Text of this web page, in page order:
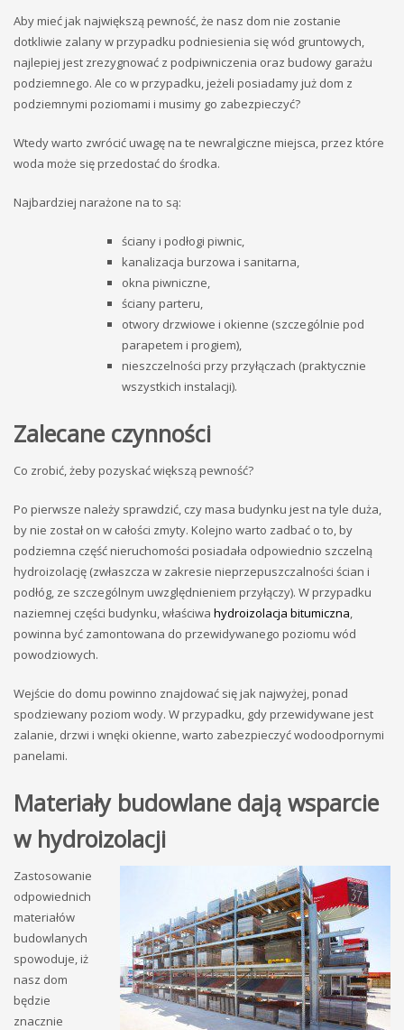
Aby mieć jak największą pewność, że nasz dom nie zostanie
dotkliwie zalany w przypadku podniesienia się wód gruntowych,
najlepiej jest zrezygnować z podpiwniczenia oraz budowy garażu
podziemnego. Ale co w przypadku, jeżeli posiadamy już dom z
podziemnymi poziomami i musimy go zabezpieczyć?
Wtedy warto zwrócić uwagę na te newralgiczne miejsca, przez które
woda może się przedostać do środka.
Najbardziej narażone na to są:
ściany i podłogi piwnic,
kanalizacja burzowa i sanitarna,
okna piwniczne,
ściany parteru,
otwory drzwiowe i okienne (szczególnie pod
parapetem i progiem),
nieszczelności przy przyłączach (praktycznie
wszystkich instalacji).
Zalecane czynności
Co zrobić, żeby pozyskać większą pewność?
Po pierwsze należy sprawdzić, czy masa budynku jest na tyle duża,
by nie został on w całości zmyty. Kolejno warto zadbać o to, by
podziemna część nieruchomości posiadała odpowiednio szczelną
hydroizolację (zwłaszcza w zakresie nieprzepuszczalności ścian i
podłóg, ze szczególnym uwzględnieniem przyłączy). W przypadku
naziemnej części budynku, właściwa hydroizolacja bitumiczna,
powinna być zamontowana do przewidywanego poziomu wód
powodziowych.
Wejście do domu powinno znajdować się jak najwyżej, ponad
spodziewany poziom wody. W przypadku, gdy przewidywane jest
zalanie, drzwi i wnęki okienne, warto zabezpieczyć wodoodpornymi
panelami.
Materiały budowlane dają wsparcie
w hydroizolacji
Zastosowanie
odpowiednich
materiałów
budowlanych
spowoduje, iż
nasz dom
będzie
znacznie